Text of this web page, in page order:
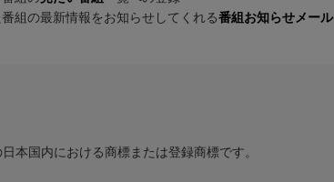
組の最新情報をお知らせしてくれる番組お知らせメール
本国内における商標または登録商標です。